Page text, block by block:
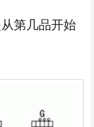
第几品开始